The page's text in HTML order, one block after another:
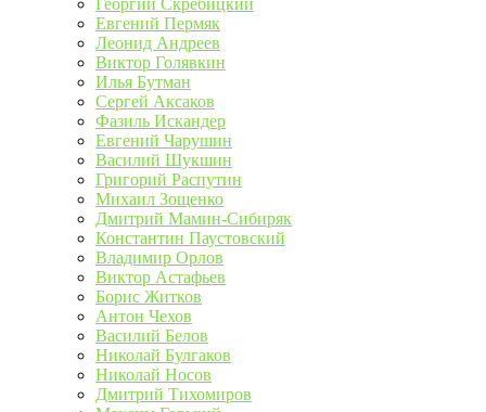
Георгий Скребицкий
Евгений Пермяк
Леонид Андреев
Виктор Голявкин
Илья Бутман
Сергей Аксаков
Фазиль Искандер
Евгений Чарушин
Василий Шукшин
Григорий Распутин
Михаил Зощенко
Дмитрий Мамин-Сибиряк
Константин Паустовский
Владимир Орлов
Виктор Астафьев
Борис Житков
Антон Чехов
Василий Белов
Николай Булгаков
Николай Носов
Дмитрий Тихомиров